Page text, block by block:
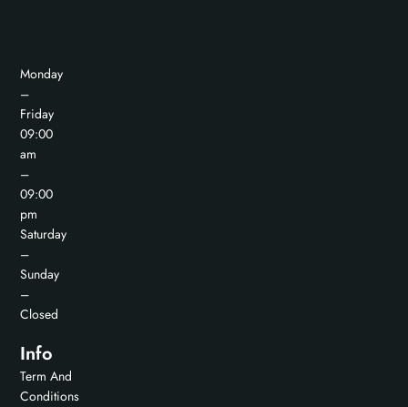
Monday
–
Friday
09:00
am
–
09:00
pm
Saturday
–
Sunday
–
Closed
Info
Term And
Conditions